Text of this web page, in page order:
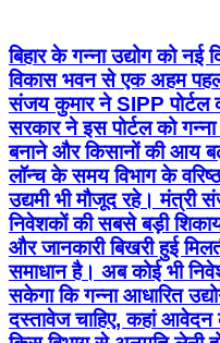
बिहार के गन्ना उद्योग को
विकास भवन से एक अहम
संजय कुमार ने SIPP पोर्टल
सरकार ने इस पोर्टल को
बनाने और किसानों की आय
लॉन्च के समय विभाग के
उद्यमी भी मौजूद रहे।
निवेशकों की सबसे बड़ी
और जानकारी बिखरी हुई
समाधान है। अब कोई भी
सकेगा कि गन्ना आधारित
दस्तावेज चाहिए, कहां आवेदन